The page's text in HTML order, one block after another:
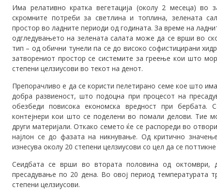
Има релативно кратка вегетација (околу 2 месеца) во
скромните потреби за светлина и топлина, зелената
простор во ладните периоди од годината. За време на
одгледувањето на зелената салата може да се врши во
тип – од обични тунели па се до високо софистицирани
затворениот простор се системите за греење кои што
степени целзиусови во текот на денот.
Препорачливо е да се користи пелетирано семе кое што
добра развиеност, што подоцна при процесот на
обезбеди повисока економска вредност при
контејнери кои што се поделени во помали делови. Тие
други материјали. Откако семето ќе се распореди во
најлон се до фазата на никнување. Од критично
изнесува околу 20 степени целзиусови со цел да се
Сеидбата се врши во втората половина од октомври,
пресадување по 20 дена. Во овој период температурата
степени целзиусови.